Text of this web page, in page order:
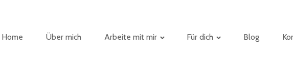
Home Über mich Arbeite mit mir Für dich Blog